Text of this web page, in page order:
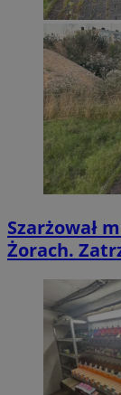
Szarżował
Żorach.